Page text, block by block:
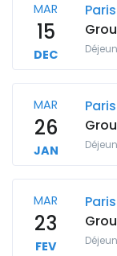
MAR
15
DEC
MAR
26
JAN
MAR
23
FEV